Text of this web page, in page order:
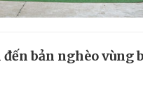
đến bản nghèo vùng